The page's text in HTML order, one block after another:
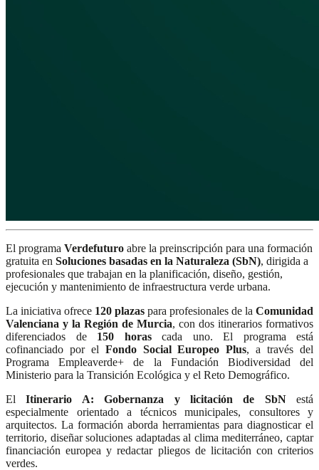
El programa Verdefuturo abre la preinscripción para una formación
gratuita en Soluciones basadas en la Naturaleza (SbN), dirigida a
profesionales que trabajan en la planificación, diseño, gestión,
ejecución y mantenimiento de infraestructura verde urbana.
La iniciativa ofrece 120 plazas para profesionales de la Comunidad
Valenciana y la Región de Murcia, con dos itinerarios formativos
diferenciados de 150 horascada uno. El programa está
cofinanciado por el Fondo Social Europeo Plus, a través del
Programa Empleaverde+ de la Fundación Biodiversidad del
Ministerio para la Transición Ecológica y el Reto Demográfico.
ElItinerario A: Gobernanza y licitación de SbNestá
especialmente orientado a técnicos municipales, consultores y
arquitectos. La formación aborda herramientas para diagnosticar el
territorio, diseñar soluciones adaptadas al clima mediterráneo, captar
financiación europea y redactar pliegos de licitación con criterios
verdes.